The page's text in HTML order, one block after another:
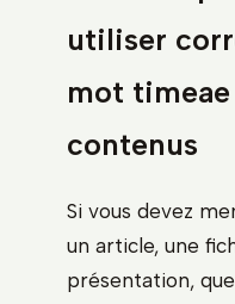
utiliser
mot
contenus
Si vous devez
un article, une
présentation,